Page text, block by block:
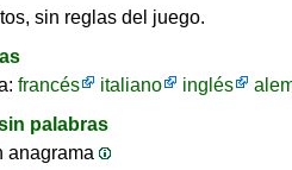
sin reglas del juego.
francés italiano inglés
palabras
anagrama